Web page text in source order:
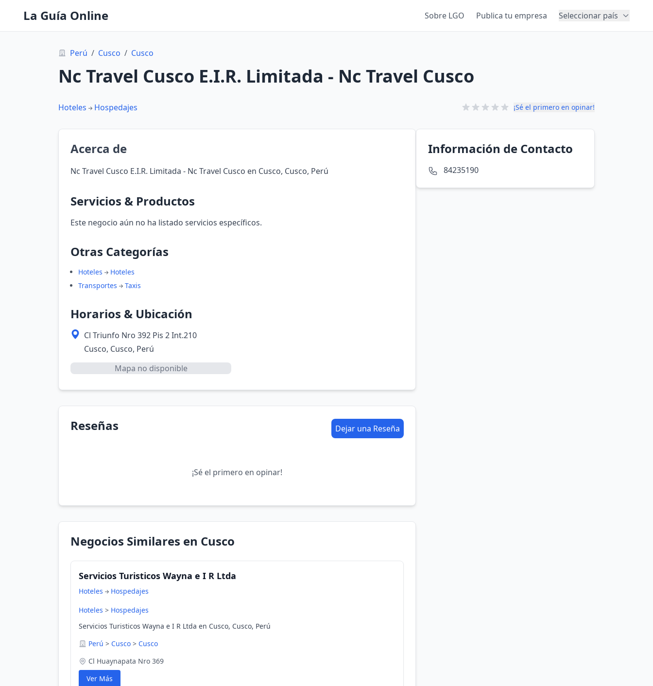
La Guía Online Sobre LGO Publica tu empresa Seleccionar país
Perú / Cusco / Cusco
Nc Travel Cusco E.I.R. Limitada - Nc Travel Cusco
Hoteles Hospedajes ¡Sé el primero en opinar!
Acerca de
Nc Travel Cusco E.I.R. Limitada - Nc Travel Cusco en Cusco, Cusco, Perú
Servicios & Productos
Este negocio aún no ha listado servicios específicos.
Otras Categorías
Hoteles
Hoteles
Transportes
Taxis
Horarios & Ubicación
Cl Triunfo Nro 392 Pis 2 Int.210
Cusco, Cusco, Perú
Mapa no disponible
Reseñas Dejar una Reseña
¡Sé el primero en opinar!
Negocios Similares en Cusco
Servicios Turisticos Wayna e I R Ltda
Hoteles Hospedajes
Hoteles > Hospedajes
Servicios Turisticos Wayna e I R Ltda en Cusco, Cusco, Perú
Perú > Cusco > Cusco
Cl Huaynapata Nro 369
Ver Más
Información de Contacto
84235190